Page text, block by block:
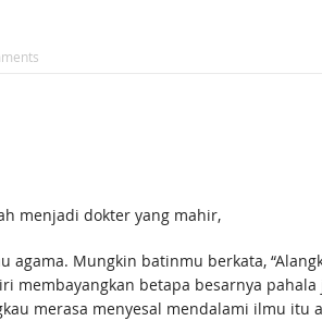
menjadi dokter yang mahir,
Mungkin batinmu berkata,
membayangkan betapa besarnya
merasa menyesal mendalami ilmu